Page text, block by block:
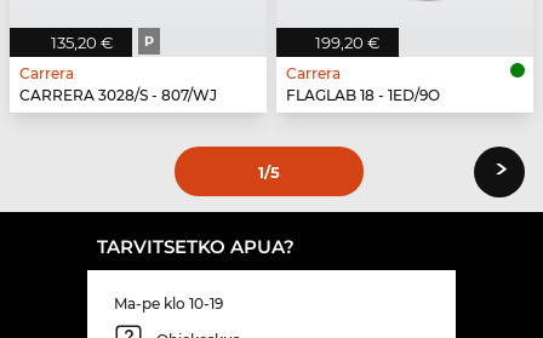
135,20 € P
Carrera
CARRERA 3028/S - 807/WJ
199,20 €
Carrera
FLAGLAB 18 - 1ED/9O
1/5 ›
TARVITSETKO APUA?
Ma-pe klo 10-19